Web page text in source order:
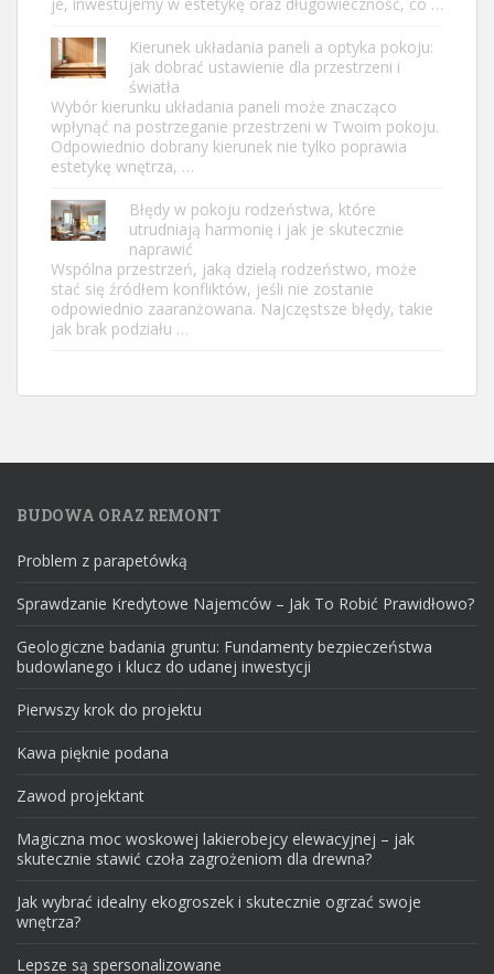
Kierunek układania paneli a optyka pokoju:
jak dobrać ustawienie dla przestrzeni i
światła
Wybór kierunku układania paneli może znacząco
wpłynąć na postrzeganie przestrzeni w Twoim pokoju.
Odpowiednio dobrany kierunek nie tylko poprawia
estetykę wnętrza, …
Błędy w pokoju rodzeństwa, które
utrudniają harmonię i jak je skutecznie
naprawić
Wspólna przestrzeń, jaką dzielą rodzeństwo, może
stać się źródłem konfliktów, jeśli nie zostanie
odpowiednio zaaranżowana. Najczęstsze błędy, takie
jak brak podziału …
BUDOWA ORAZ REMONT
Problem z parapetówką
Sprawdzanie Kredytowe Najemców – Jak To Robić Prawidłowo?
Geologiczne badania gruntu: Fundamenty bezpieczeństwa
budowlanego i klucz do udanej inwestycji
Pierwszy krok do projektu
Kawa pięknie podana
Zawod projektant
Magiczna moc woskowej lakierobejcy elewacyjnej – jak
skutecznie stawić czoła zagrożeniom dla drewna?
Jak wybrać idealny ekogroszek i skutecznie ogrzać swoje
wnętrza?
Lepsze są spersonalizowane